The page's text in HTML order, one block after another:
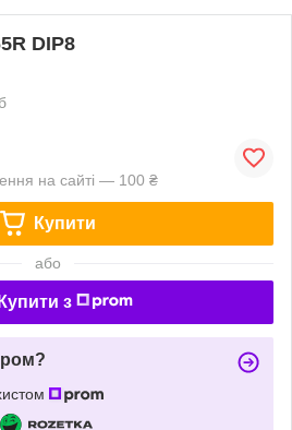
DIP8
на сайті — 100 ₴
Купити
або
Купити з